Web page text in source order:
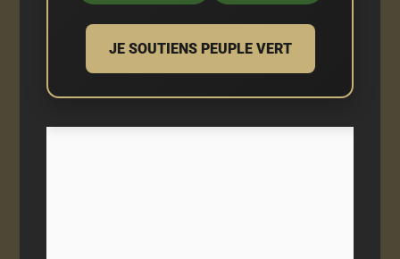
JE SOUTIENS PEUPLE VERT